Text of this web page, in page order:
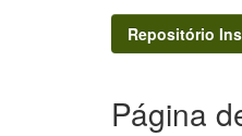
Repositório
Página